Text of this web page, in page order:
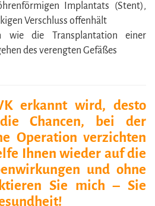
Implantats (Stent),
Verschluss offenhält
wie die Transplantation einer
des verengten Gefäßes
erkannt wird, desto
Chancen, bei der
Operation verzichten
Ihnen wieder auf die
und ohne
Sie mich – Sie